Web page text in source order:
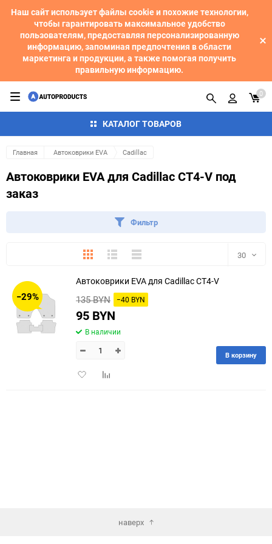
Наш сайт использует файлы cookie и похожие технологии,
чтобы гарантировать максимальное удобство
пользователям, предоставляя персонализированную
информацию, запоминая предпочтения в области
маркетинга и продукции, а также помогая получить
правильную информацию.
КАТАЛОГ ТОВАРОВ
0
Главная Автоковрики EVA Cadillac
Автоковрики EVA для Cadillac CT4-V под
заказ
Фильтр
ПлиткаПодробноКомпактно 30
150
−29%
Автоковрики EVA для Cadillac CT4-V
135 BYN −40 BYN
95 BYN
В наличии
ДобавитьДобавить
В корзину
наверх